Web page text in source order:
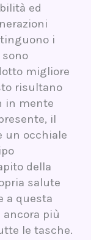
ed
i
sono
migliore
risultano
in mente
il
un occhiale
della
salute
a questa
più
le tasche.